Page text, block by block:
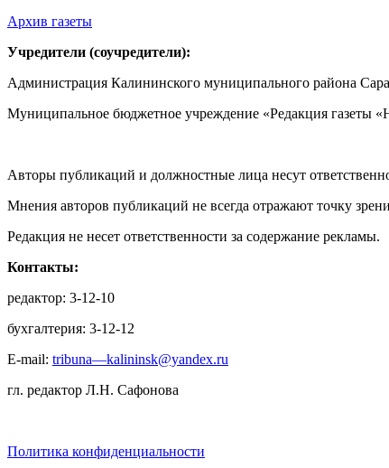
Архив газеты
Учредители (соучредители):
Администрация Калининского муниципального района
Муниципальное бюджетное учреждение «Редакция газеты
Авторы публикаций и должностные лица несут
Мнения авторов публикаций не всегда отражают точку
Редакция не несет ответственности за содержание рекламы.
Контакты:
редактор: 3-12-10
бухгалтерия: 3-12-12
E-mail: tribuna—kalininsk@yandex.ru
гл. редактор Л.Н. Сафонова
Политика конфиденциальности